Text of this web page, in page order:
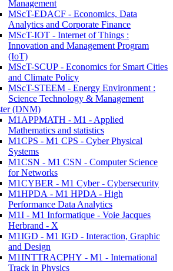
Management
MScT-EDACF - Economics, Data
Analytics and Corporate Finance
MScT-IOT - Internet of Things :
Innovation and Management Program
(IoT)
MScT-SCUP - Economics for Smart Cities
and Climate Policy
MScT-STEEM - Energy Environment :
Science Technology & Management
(DNM)
M1APPMATH - M1 - Applied
Mathematics and statistics
M1CPS - M1 CPS - Cyber Physical
Systems
M1CSN - M1 CSN - Computer Science
for Networks
M1CYBER - M1 Cyber - Cybersecurity
M1HPDA - M1 HPDA - High
Performance Data Analytics
M1I - M1 Informatique - Voie Jacques
Herbrand - X
M1IGD - M1 IGD - Interaction, Graphic
and Design
M1INTTRACPHY - M1 - International
Track in Physics